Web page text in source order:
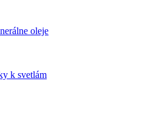
oleje
k svetlám